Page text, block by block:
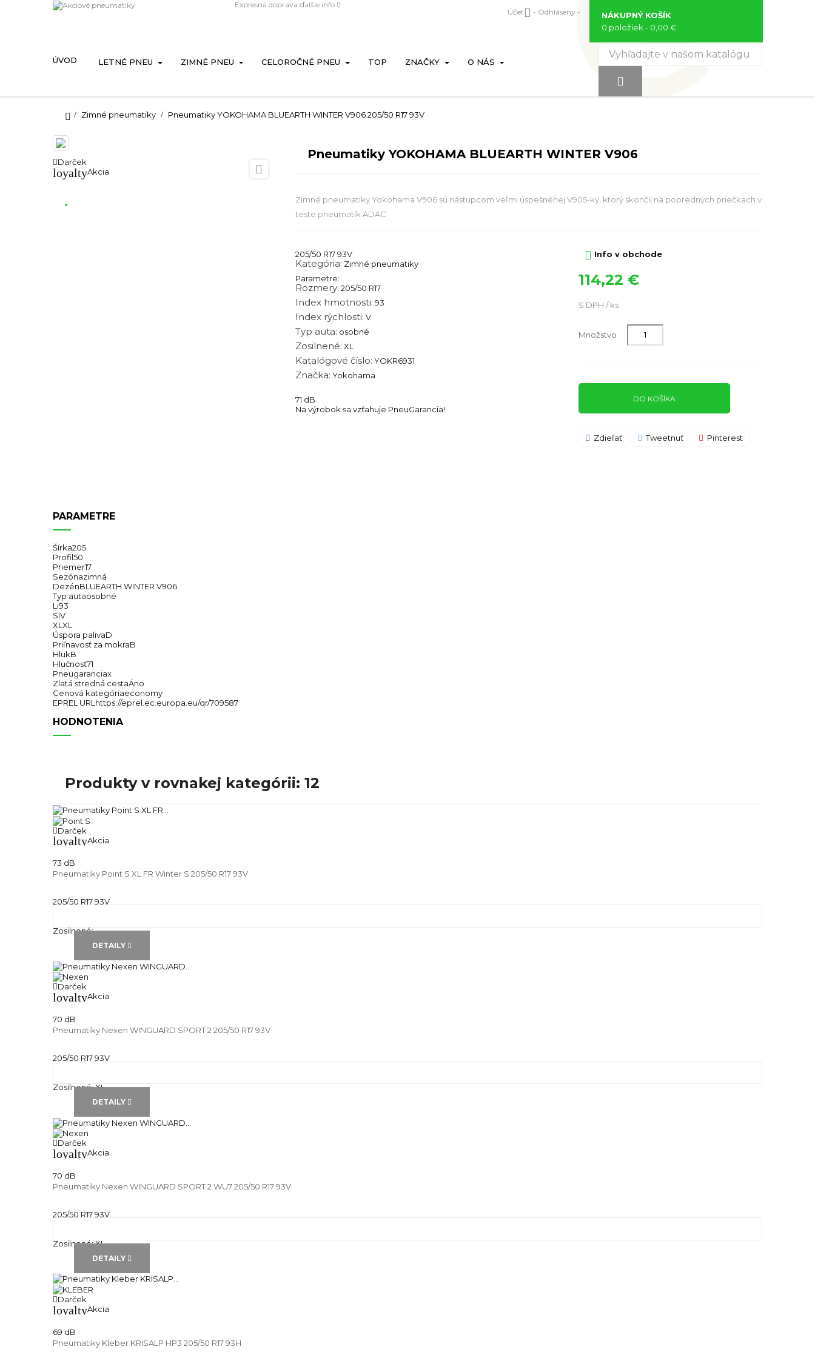
Expresná doprava ďalšie info
Účet  - Odhlásený -
NÁKUPNÝ KOŠÍK
0 položiek - 0,00 €
ÚVOD LETNÉ PNEU ZIMNÉ PNEU CELOROČNÉ PNEU TOP ZNAČKY O NÁS

Zimné pneumatiky Pneumatiky YOKOHAMA BLUEARTH WINTER V906 205/50 R17 93V
Darček
loyaltyAkcia 
Pneumatiky YOKOHAMA BLUEARTH WINTER V906
Zimné pneumatiky Yokohama V906 sú nástupcom veľmi úspešnéhej V905-ky, ktorý skončil na popredných priečkach v
teste pneumatík ADAC
205/50 R17 93V
Kategória: Zimné pneumatiky
Parametre:
Rozmery: 205/50 R17
Index hmotnosti: 93
Index rýchlosti: V
Typ auta: osobné
Zosilnené: XL
Katalógové číslo: YOKR6931
Značka: Yokohama
71 dB
Na výrobok sa vzťahuje PneuGarancia!
 Info v obchode
114,22 €
S DPH / ks
Množstvo
DO KOŠÍKA
Zdieľať Tweetnuť Pinterest
PARAMETRE
Šírka205
Profil50
Priemer17
Sezónazimná
DezénBLUEARTH WINTER V906
Typ autaosobné
Li93
SiV
XLXL
Úspora palivaD
Priľnavosť za mokraB
HlukB
Hlučnosť71
Pneugaranciax
Zlatá stredná cestaÁno
Cenová kategóriaeconomy
EPREL URLhttps://eprel.ec.europa.eu/qr/709587
HODNOTENIA
Produkty v rovnakej kategórii: 12
Darček
loyaltyAkcia
73 dB
Pneumatiky Point S XL FR Winter S 205/50 R17 93V
205/50 R17 93V
Zosilnené:---
DETAILY
Darček
loyaltyAkcia
70 dB
Pneumatiky Nexen WINGUARD SPORT 2 205/50 R17 93V
205/50 R17 93V
Zosilnené:XL
DETAILY
Darček
loyaltyAkcia
70 dB
Pneumatiky Nexen WINGUARD SPORT 2 WU7 205/50 R17 93V
205/50 R17 93V
Zosilnené:XL
DETAILY
Darček
loyaltyAkcia
69 dB
Pneumatiky Kleber KRISALP HP3 205/50 R17 93H